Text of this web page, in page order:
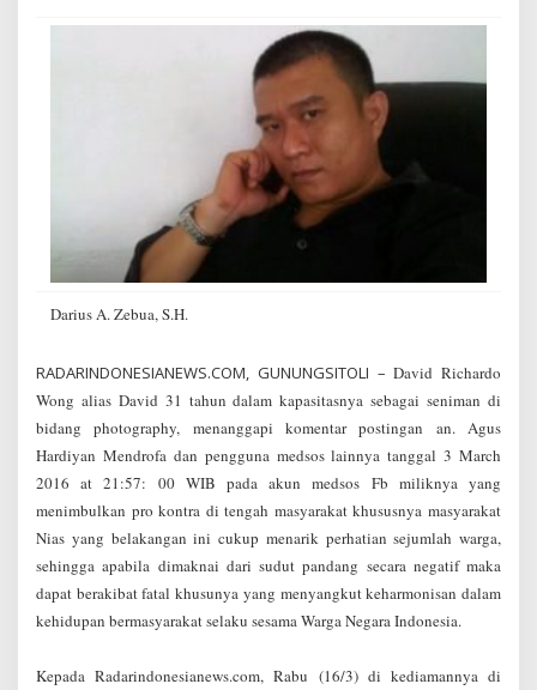
b
a
t
P
r
p
u
a
a
s
Darius A. Zebua, S.H.
RADARINDONESIANEWS.COM, GUNUNGSITOLI –David Richardo
Wong alias David 31 tahun dalam kapasitasnya sebagai seniman di
bidang photography, menanggapi komentar postingan an. Agus
Hardiyan Mendrofa dan pengguna medsos lainnya tanggal 3 March
2016 at 21:57: 00 WIB pada akun medsos Fb miliknya yang
menimbulkan pro kontra di tengah masyarakat khususnya masyarakat
Nias yang belakangan ini cukup menarik perhatian sejumlah warga,
sehingga apabila dimaknai dari sudut pandang secara negatif maka
dapat berakibat fatal khusunya yang menyangkut keharmonisan dalam
kehidupan bermasyarakat selaku sesama Warga Negara Indonesia.
Kepada Radarindonesianews.com, Rabu (16/3) di kediamannya di